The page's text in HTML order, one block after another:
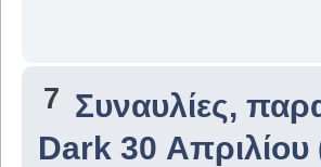
7 Συναυλίες,
Dark 30 Απριλίου